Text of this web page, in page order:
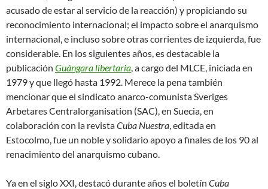
acusado de estar al servicio de la reacción) y propiciando su
reconocimiento internacional; el impacto sobre el anarquismo
internacional, e incluso sobre otras corrientes de izquierda, fue
considerable. En los siguientes años, es destacable la
publicación Guángara libertaria, a cargo del MLCE, iniciada en
1979 y que llegó hasta 1992. Merece la pena también
mencionar que el sindicato anarco-comunista Sveriges
Arbetares Centralorganisation (SAC), en Suecia, en
colaboración con la revistaCuba Nuestra, editada en
Estocolmo, fue un noble y solidario apoyo a finales de los 90 al
renacimiento del anarquismo cubano.
Ya en el siglo XXI, destacó durante años el boletín Cuba